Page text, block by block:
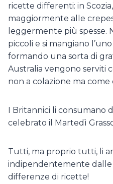
ricette differenti: in
maggiormente alle
leggermente più spesse.
piccoli e si mangiano
formando una sorta di
Australia vengono serviti
non a colazione ma come
I Britannici li consumano
celebrato il Martedì
Tutti, ma proprio tutti, li
indipendentemente
differenze di ricette!